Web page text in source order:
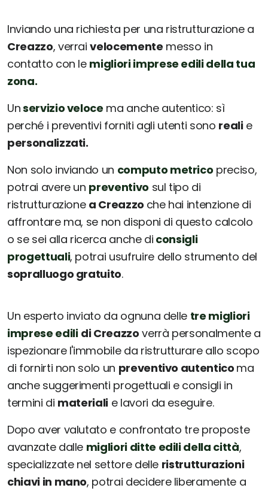
Inviando una richiesta per una ristrutturazione a
Creazzo, verraivelocemente messo in
contatto con le migliori imprese edili della tua
zona.
Unservizio veloce ma anche autentico: sì
perché i preventivi forniti agli utenti sono realie
personalizzati.
Non solo inviando un computo metrico preciso,
potrai avere un preventivo sul tipo di
ristrutturazione a Creazzo che hai intenzione di
affrontare ma, se non disponi di questo calcolo
o se sei alla ricerca anche di consigli
progettuali, potrai usufruire dello strumento del
sopralluogo gratuito.
Un esperto inviato da ognuna delle tre migliori
imprese edili di Creazzo verrà personalmente a
ispezionare l'immobile da ristrutturare allo scopo
di fornirti non solo un preventivo autentico ma
anche suggerimenti progettuali e consigli in
termini di materiali e lavori da eseguire.
Dopo aver valutato e confrontato tre proposte
avanzate dalle migliori ditte edili della città,
specializzate nel settore delle ristrutturazioni
chiavi in mano, potrai decidere liberamente a